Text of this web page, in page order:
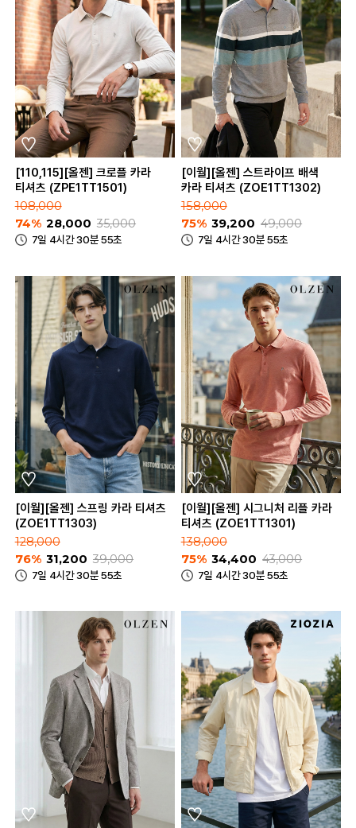
[110,115][올젠] 크로플 카라
티셔츠 (ZPE1TT1501)
108,000
74% 28,000 35,000
7일 4시간 30분 55초
[이월][올젠] 스트라이프 배색
카라 티셔츠 (ZOE1TT1302)
158,000
75% 39,200 49,000
7일 4시간 30분 55초
[이월][올젠] 스프링 카라 티셔츠
(ZOE1TT1303)
128,000
76% 31,200 39,000
7일 4시간 30분 55초
[이월][올젠] 시그니처 리플 카라
티셔츠 (ZOE1TT1301)
138,000
75% 34,400 43,000
7일 4시간 30분 55초